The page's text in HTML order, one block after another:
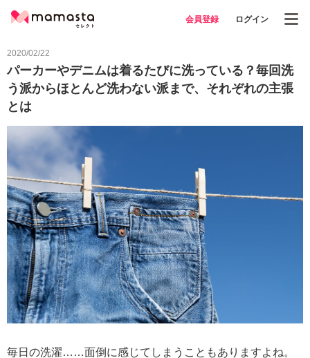
会員登録 ログイン
2020/02/22
パーカーやデニムは着るたびに洗っている？毎回洗
う派からほとんど洗わない派まで、それぞれの主張
とは
毎日の洗濯……面倒に感じてしまうこともありますよね。